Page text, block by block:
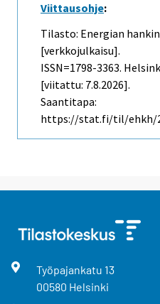
Viittausohje:
Tilasto: Energian
[verkkojulkaisu].
ISSN=1798-3363.
[viitattu: 7.8.2026].
Saantitapa:
https://stat.fi/til/ehkh/
Työpajankatu 13
00580 Helsinki